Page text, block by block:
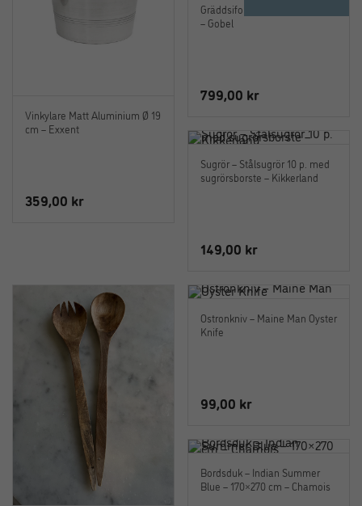
Vinkylare Matt Aluminium Ø 19
cm – Exxent
359,00 kr
Gräddsifon 0,5 liter Aluminium
– Gobel
799,00 kr
Sugrör – Stålsugrör 10 p. med
sugrörsborste – Kikkerland
149,00 kr
Ostronkniv – Maine Man Oyster
Knife
99,00 kr
Bordsduk – Indian Summer
Blue – 170×270 cm – Chamois